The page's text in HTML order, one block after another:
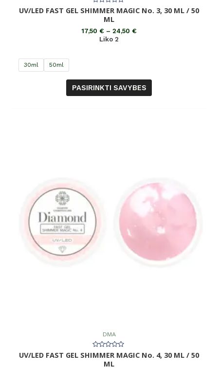
Įvertinimas:
0
UV/LED FAST GEL SHIMMER MAGIC No. 3, 30 ML / 50
ML
17,50 € – 24,50 €
Liko 2
30ml 50ml
PASIRINKTI SAVYBES
DMA
Įvertinimas:
0
UV/LED FAST GEL SHIMMER MAGIC No. 4, 30 ML / 50
ML